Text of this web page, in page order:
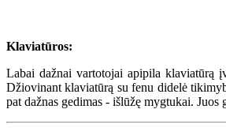
Klaviatūros:
Labai dažnai vartotojai apipila klaviatūrą
Džiovinant klaviatūrą su fenu didelė
pat dažnas gedimas - išlūžę mygtukai.